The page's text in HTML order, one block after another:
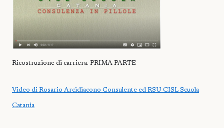
Ricostruzione di carriera. PRIMA PARTE
Video di Rosario Arcidiacono Consulente ed RSU CISL Scuola
Catania